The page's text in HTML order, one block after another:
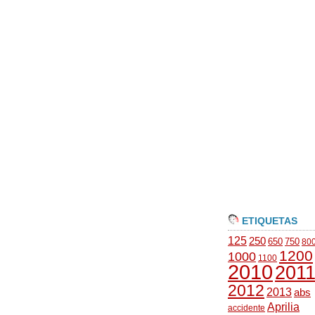
ETIQUETAS
125 250 650 750
1000 1100 1200
20102011
2012 2013abs
accidente Aprilia